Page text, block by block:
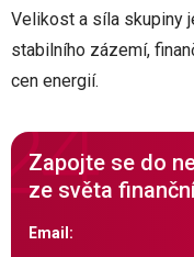
Velikost a síla skupiny
stabilního zázemí,
cen energií.
Zapojte se do
ze světa
Email: